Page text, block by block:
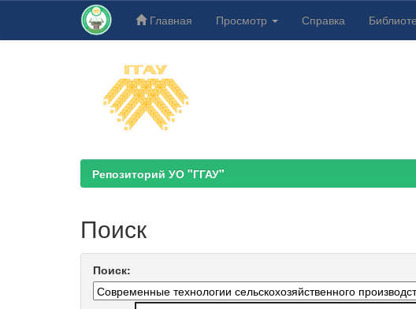
Главная Просмотр Справка
Репозиторий УО "ГГАУ"
Поиск
Поиск: